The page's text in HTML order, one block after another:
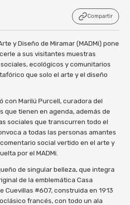
Compartir
y Diseño de Miramar (MADMi) pone
a sus visitantes muestras
ecológicos y comunitarios
que solo el arte y el diseño
con Marilú Purcell, curadora del
que tienen en agenda, además de
sociales que transcurren todo el
a todas las personas amantes
social vertido en el arte y
por el MADMi.
de singular belleza, que integra
de la emblemática Casa
Cuevillas #607, construida en 1913
francés, con todo un ala